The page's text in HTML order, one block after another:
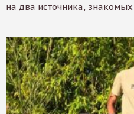
на два источника,